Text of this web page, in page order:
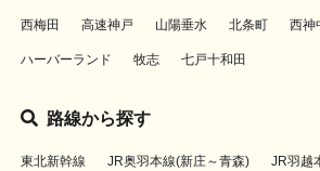
西梅田 高速神戸 山陽垂水 北条町 西神
ハーバーランド 牧志 七戸十和田
路線から探す
東北新幹線 JR奥羽本線(新庄～青森) JR羽越